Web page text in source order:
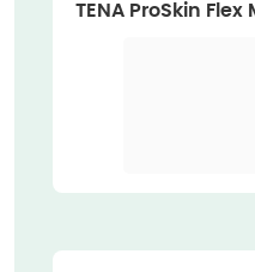
TENA ProSkin
ge mit